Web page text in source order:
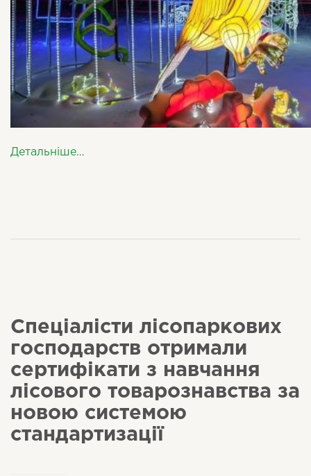
Детальніше…
Спеціалісти лісопаркових
господарств отримали
сертифікати з навчання
лісового товарознавства за
новою системою
стандартизації